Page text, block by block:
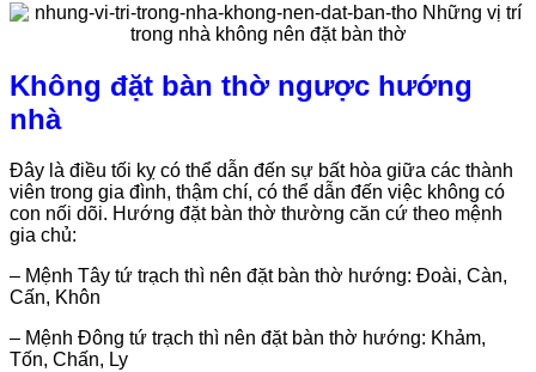
Không đặt bàn thờ ngược hướng
nhà
Đây là điều tối kỵ có thể dẫn đến sự bất hòa giữa các thành
viên trong gia đình, thậm chí, có thể dẫn đến việc không có
con nối dõi. Hướng đặt bàn thờ thường căn cứ theo mệnh
gia chủ:
– Mệnh Tây tứ trạch thì nên đặt bàn thờ hướng: Đoài, Càn,
Cấn, Khôn
– Mệnh Đông tứ trạch thì nên đặt bàn thờ hướng: Khảm,
Tốn, Chấn, Ly